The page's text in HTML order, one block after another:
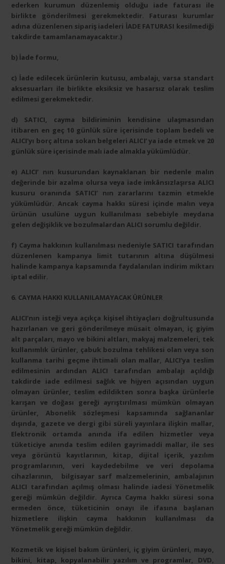
ederken kurumun düzenlemiş olduğu iade faturası ile
birlikte gönderilmesi gerekmektedir. Faturası kurumlar
adına düzenlenen sipariş iadeleri İADE FATURASI kesilmediği
takdirde tamamlanamayacaktır.)
b) İade formu,
c) İade edilecek ürünlerin kutusu, ambalajı, varsa standart
aksesuarları ile birlikte eksiksiz ve hasarsız olarak teslim
edilmesi gerekmektedir.
d) SATICI, cayma bildiriminin kendisine ulaşmasından
itibaren en geç 10 günlük süre içerisinde toplam bedeli ve
ALICI’yı borç altına sokan belgeleri ALICI’ ya iade etmek ve 20
günlük süre içerisinde malı iade almakla yükümlüdür.
e) ALICI’ nın kusurundan kaynaklanan bir nedenle malın
değerinde bir azalma olursa veya iade imkânsızlaşırsa ALICI
kusuru oranında SATICI’ nın zararlarını tazmin etmekle
yükümlüdür. Ancak cayma hakkı süresi içinde malın veya
ürünün usulüne uygun kullanılması sebebiyle meydana
gelen değişiklik ve bozulmalardan ALICI sorumlu değildir.
f) Cayma hakkının kullanılması nedeniyle SATICI tarafından
düzenlenen kampanya limit tutarının altına düşülmesi
halinde kampanya kapsamında faydalanılan indirim miktarı
iptal edilir.
6. CAYMA HAKKI KULLANILAMAYACAK ÜRÜNLER
ALICI’nın isteği veya açıkça kişisel ihtiyaçları doğrultusunda
hazırlanan ve geri gönderilmeye müsait olmayan, iç giyim
alt parçaları, mayo ve bikini altları, makyaj malzemeleri, tek
kullanımlık ürünler, çabuk bozulma tehlikesi olan veya son
kullanma tarihi geçme ihtimali olan mallar, ALICI’ya teslim
edilmesinin ardından ALICI tarafından ambalajı açıldığı
takdirde iade edilmesi sağlık ve hijyen açısından uygun
olmayan ürünler, teslim edildikten sonra başka ürünlerle
karışan ve doğası gereği ayrıştırılması mümkün olmayan
ürünler, Abonelik sözleşmesi kapsamında sağlananlar
dışında, gazete ve dergi gibi süreli yayınlara ilişkin mallar,
Elektronik ortamda anında ifa edilen hizmetler veya
tüketiciye anında teslim edilen gayrimaddi mallar, ile ses
veya görüntü kayıtlarının, kitap, dijital içerik, yazılım
programlarının, veri kaydedebilme ve veri depolama
cihazlarının, bilgisayar sarf malzemelerinin, ambalajının
ALICI tarafından açılmış olması halinde iadesi Yönetmelik
gereği mümkün değildir. Ayrıca Cayma hakkı süresi sona
ermeden önce, tüketicinin onayı ile ifasına başlanan
hizmetlere ilişkin cayma hakkının kullanılması da
Yönetmelik gereği mümkün değildir.
Kozmetik ve kişisel bakım ürünleri, iç giyim ürünleri, mayo,
bikini, kitap, kopyalanabilir yazılım ve programlar, DVD,